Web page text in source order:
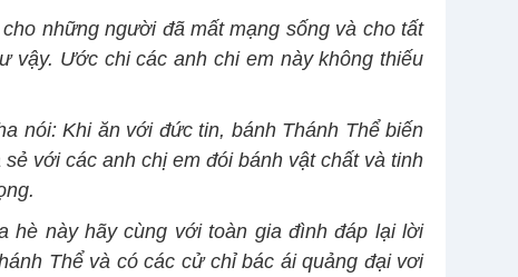
những người đã mất mạng sống và cho tất
Ước chi các anh chi em này không thiếu
nói: Khi ăn với đức tin, bánh Thánh Thể biến
với các anh chị em đói bánh vật chất và tinh
hè này hãy cùng với toàn gia đình đáp lại lời
Thể và có các cử chỉ bác ái quảng đại vơi